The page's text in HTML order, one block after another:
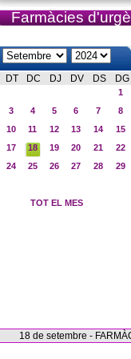
Farmàcies
DT DC DJ DV DS DG
1
3 4 5 6 7
8
10 11 12 13 14
15
17 18 19 20 21
22
24 25 26 27 28
29
TOT EL MES
18 de setembre -